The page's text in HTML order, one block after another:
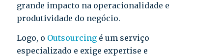
grande impacto na operacionalidade e
produtividade do negócio.
Logo, o Outsourcingé um serviço
especializado e exige expertise e